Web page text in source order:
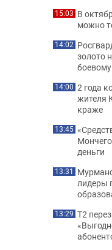
15:03 В
можно
14:02
золото
14:00 2 года
жителя
краже
13:45
деньги
13:31
лидеры
13:29 Т2